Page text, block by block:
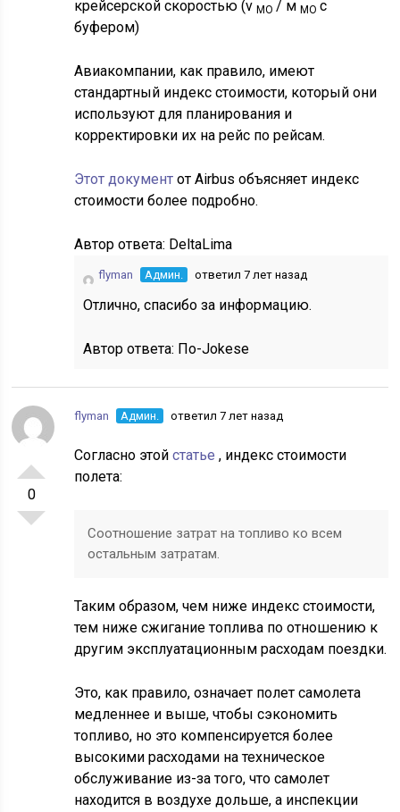
крейсерской скоростью (vМО/ мМОс
буфером)
Авиакомпании, как правило, имеют
стандартный индекс стоимости, который они
используют для планирования и
корректировки их на рейс по рейсам.
Этот документот Airbus объясняет индекс
стоимости более подробно.
Автор ответа: DeltaLima
flyman Админ. ответил 7 лет назад
Отлично, спасибо за информацию.
Автор ответа: По-Jokese
0
flyman Админ. ответил 7 лет назад
Согласно этойстатье, индекс стоимости
полета:
Соотношение затрат на топливо ко всем
остальным затратам.
Таким образом, чем ниже индекс стоимости,
тем ниже сжигание топлива по отношению к
другим эксплуатационным расходам поездки.
Это, как правило, означает полет самолета
медленнее и выше, чтобы сэкономить
топливо, но это компенсируется более
высокими расходами на техническое
обслуживание из-за того, что самолет
находится в воздухе дольше, а инспекции